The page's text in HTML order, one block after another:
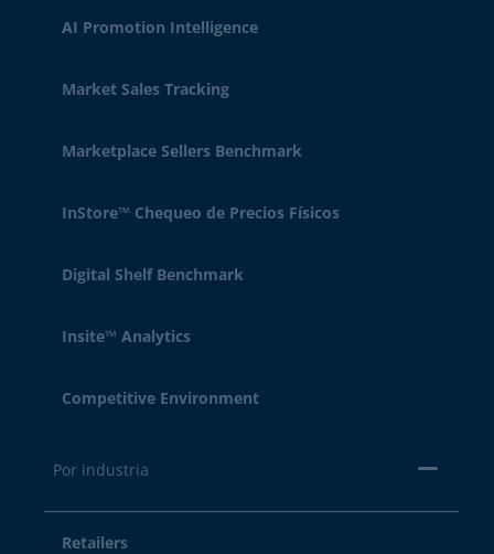
AI Promotion Intelligence
Market Sales Tracking
Marketplace Sellers Benchmark
InStore™ Chequeo de Precios Físicos
Digital Shelf Benchmark
Insite™ Analytics
Competitive Environment
Por industria
Retailers